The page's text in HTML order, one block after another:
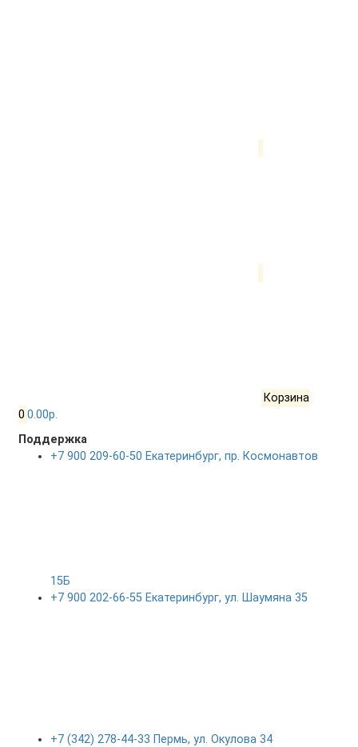
Корзина
0 0.00р.
Поддержка
+7 900 209-60-50 Екатеринбург, пр. Космонавтов
15Б
+7 900 202-66-55 Екатеринбург, ул. Шаумяна 35
+7 (342) 278-44-33 Пермь, ул. Окулова 34